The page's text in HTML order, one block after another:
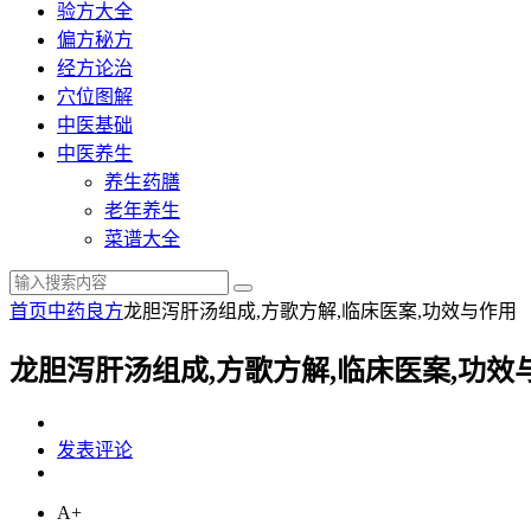
验方大全
偏方秘方
经方论治
穴位图解
中医基础
中医养生
养生药膳
老年养生
菜谱大全
首页中药良方龙胆泻肝汤组成,方歌方解,临床医案,功效与作用
龙胆泻肝汤组成,方歌方解,临床医案,功效
发表评论
A+